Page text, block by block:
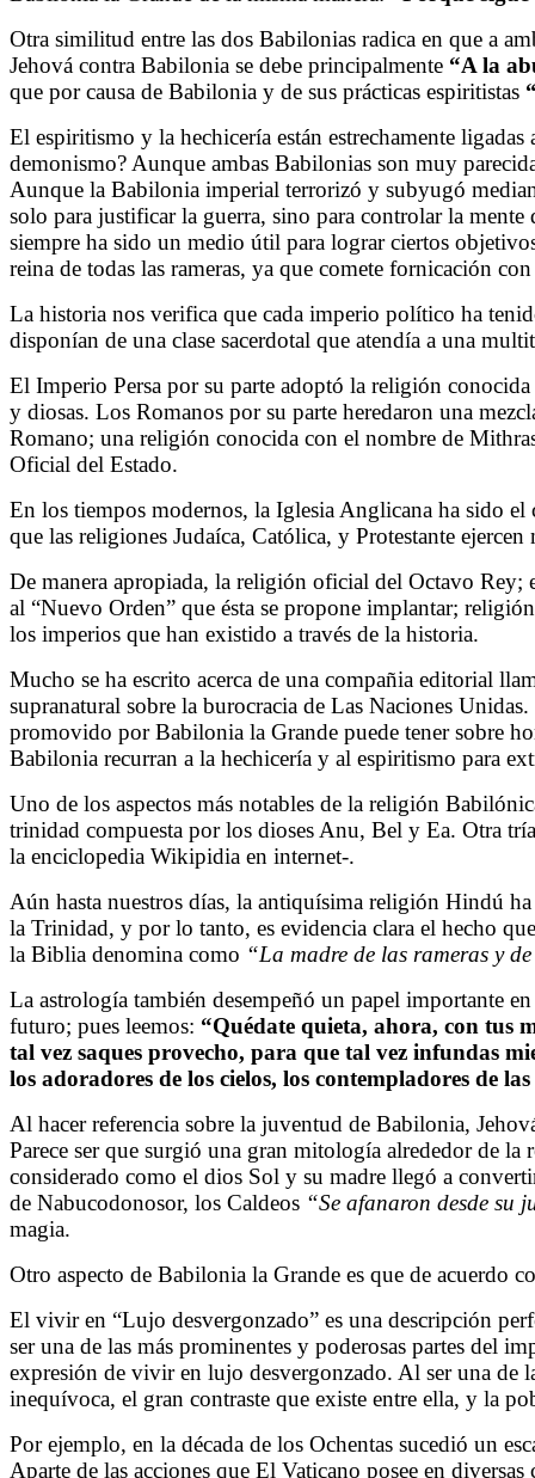
Otra similitud entre las dos Babilonias radica en que a
Jehová contra Babilonia se debe principalmente “A la
que por causa de Babilonia y de sus prácticas espiritistas
El espiritismo y la hechicería están estrechamente
demonismo? Aunque ambas Babilonias son muy
Aunque la Babilonia imperial terrorizó y subyugó
solo para justificar la guerra, sino para controlar la
siempre ha sido un medio útil para lograr ciertos
reina de todas las rameras, ya que comete fornicación
La historia nos verifica que cada imperio político ha
disponían de una clase sacerdotal que atendía a una
El Imperio Persa por su parte adoptó la religión
y diosas. Los Romanos por su parte heredaron una
Romano; una religión conocida con el nombre de
Oficial del Estado.
En los tiempos modernos, la Iglesia Anglicana ha sido
que las religiones Judaíca, Católica, y Protestante
De manera apropiada, la religión oficial del Octavo
al “Nuevo Orden” que ésta se propone implantar;
los imperios que han existido a través de la historia.
Mucho se ha escrito acerca de una compañia editorial
supranatural sobre la burocracia de Las Naciones
promovido por Babilonia la Grande puede tener sobre
Babilonia recurran a la hechicería y al espiritismo para
Uno de los aspectos más notables de la religión
trinidad compuesta por los dioses Anu, Bel y Ea. Otra
la enciclopedia Wikipidia en internet-.
Aún hasta nuestros días, la antiquísima religión Hindú
la Trinidad, y por lo tanto, es evidencia clara el hecho
la Biblia denomina como “La madre de las rameras y
La astrología también desempeñó un papel importante
futuro; pues leemos: “Quédate quieta, ahora, con tus
tal vez saques provecho, para que tal vez infundas
los adoradores de los cielos, los contempladores de
Al hacer referencia sobre la juventud de Babilonia,
Parece ser que surgió una gran mitología alrededor de
considerado como el dios Sol y su madre llegó a
de Nabucodonosor, los Caldeos “Se afanaron desde su
magia.
Otro aspecto de Babilonia la Grande es que de acuerdo
El vivir en “Lujo desvergonzado” es una descripción
ser una de las más prominentes y poderosas partes del
expresión de vivir en lujo desvergonzado. Al ser una de
inequívoca, el gran contraste que existe entre ella, y la
Por ejemplo, en la década de los Ochentas sucedió un
Aparte de las acciones que El Vaticano posee en